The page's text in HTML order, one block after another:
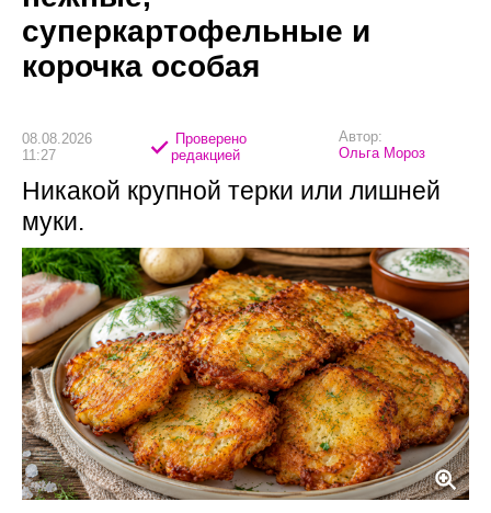
суперкартофельные и
корочка особая
08.08.2026
11:27
Проверено
редакцией
Автор:
Ольга Мороз
Никакой крупной терки или лишней
муки.